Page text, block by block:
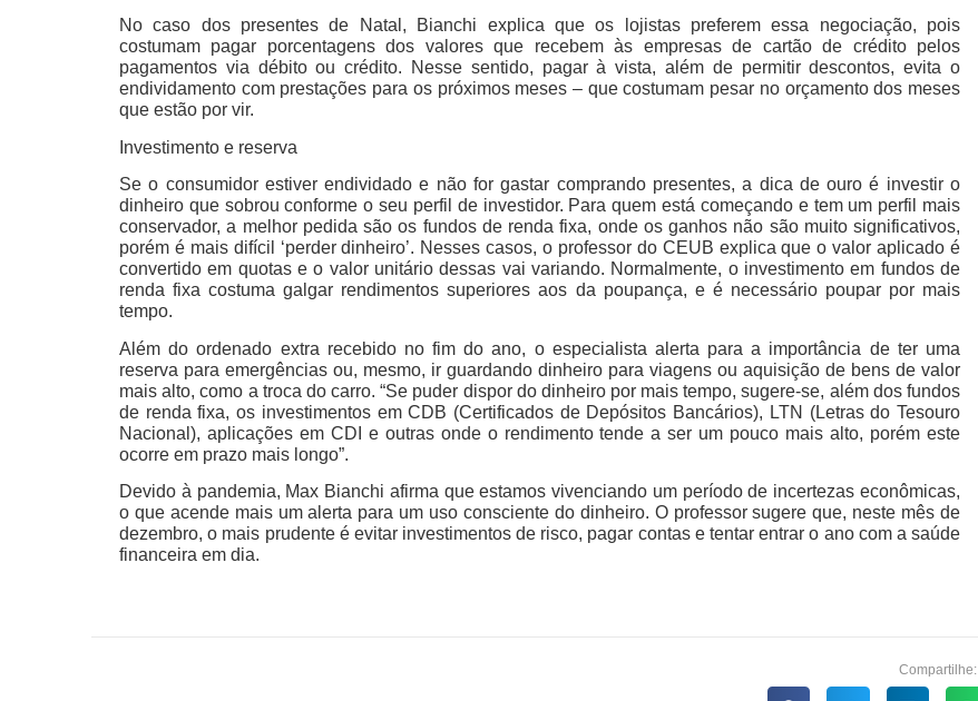
No caso dos presentes de Natal, Bianchi explica que os lojistas preferem essa negociação, pois
costumam pagar porcentagens dos valores que recebem às empresas de cartão de crédito pelos
pagamentos via débito ou crédito. Nesse sentido, pagar à vista, além de permitir descontos, evita o
endividamento com prestações para os próximos meses – que costumam pesar no orçamento dos meses
que estão por vir.
Investimento e reserva
Se o consumidor estiver endividado e não for gastar comprando presentes, a dica de ouro é investir o
dinheiro que sobrou conforme o seu perfil de investidor. Para quem está começando e tem um perfil mais
conservador, a melhor pedida são os fundos de renda fixa, onde os ganhos não são muito significativos,
porém é mais difícil ‘perder dinheiro’. Nesses casos, o professor do CEUB explica que o valor aplicado é
convertido em quotas e o valor unitário dessas vai variando. Normalmente, o investimento em fundos de
renda fixa costuma galgar rendimentos superiores aos da poupança, e é necessário poupar por mais
tempo.
Além do ordenado extra recebido no fim do ano, o especialista alerta para a importância de ter uma
reserva para emergências ou, mesmo, ir guardando dinheiro para viagens ou aquisição de bens de valor
mais alto, como a troca do carro. “Se puder dispor do dinheiro por mais tempo, sugere-se, além dos fundos
de renda fixa, os investimentos em CDB (Certificados de Depósitos Bancários), LTN (Letras do Tesouro
Nacional), aplicações em CDI e outras onde o rendimento tende a ser um pouco mais alto, porém este
ocorre em prazo mais longo”.
Devido à pandemia, Max Bianchi afirma que estamos vivenciando um período de incertezas econômicas,
o que acende mais um alerta para um uso consciente do dinheiro. O professor sugere que, neste mês de
dezembro, o mais prudente é evitar investimentos de risco, pagar contas e tentar entrar o ano com a saúde
financeira em dia.
Compartilhe: